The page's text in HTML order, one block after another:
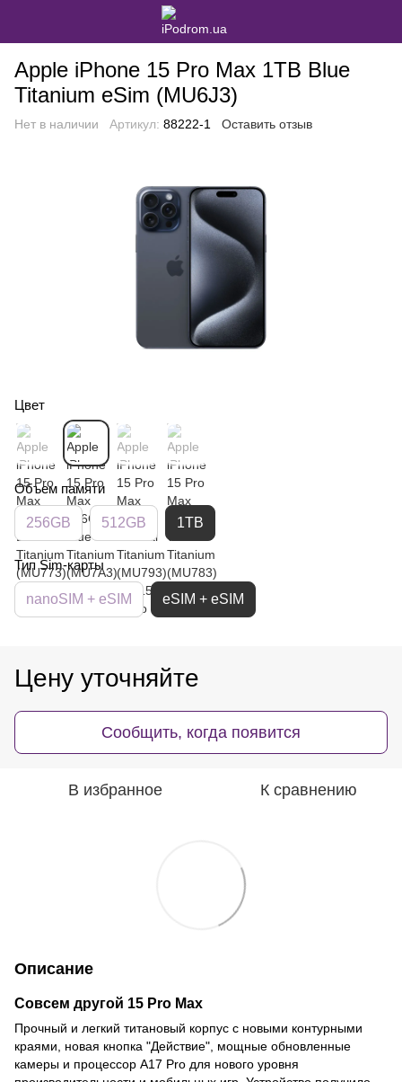
Apple iPhone 15 Pro Max 1TB Blue
Titanium eSim (MU6J3)
Нет в наличии Артикул: 88222-1 Оставить отзыв
Цвет
Объем памяти
256GB 512GB 1TB
Тип Sim-карты
nanoSIM + eSIM eSIM + eSIM
Цену уточняйте
Сообщить, когда появится
В избранное К сравнению
Описание
Совсем другой 15 Pro Max
Прочный и легкий титановый корпус с новыми контурными
краями, новая кнопка "Действие", мощные обновленные
камеры и процессор A17 Pro для нового уровня